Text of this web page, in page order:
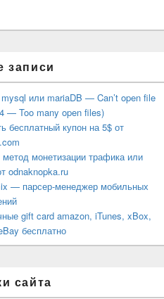
записи
или mariaDB — Can’t open file
— Too many open files)
бесплатный купон на 5$ от
метод монетизации трафика или
odnaknopka.ru
— парсер-менеджер мобильных
gift card amazon, iTunes, xBox,
бесплатно
сайта